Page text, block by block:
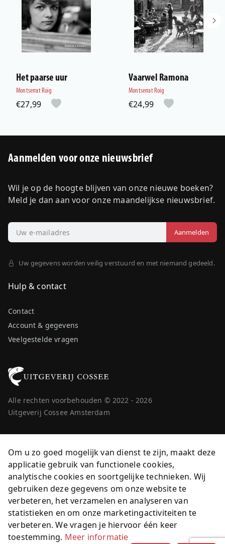
Het paarse uur
Montserrat Roig
€27,99
Vaarwel Ramona
Montserrat Roig
€24,99
Aanmelden voor onze nieuwsbrief
Wil je op de hoogte blijven van onze nieuwe boeken?
Meld je dan aan voor onze maandelijkse nieuwsbrief.
Uw gegevens worden veilig verstuurd en met niemand gedeeld.
Hulp & contact
Account & gegevens
Veelgestelde vragen
Contact
Alle rechten voorbehouden © 2022 - 2026
Uitgeverij Cossee Amsterdam
Om u zo goed mogelijk van dienst te zijn, maakt deze
applicatie gebruik van functionele cookies,
analytische cookies en soortgelijke technieken. Wij
gebruiken deze gegevens om onze website te
verbeteren, het verzamelen en analyseren van
statistieken en om onze marketingactiviteiten te
verbeteren. We vragen je hiervoor één keer
toestemming. Meer informatie